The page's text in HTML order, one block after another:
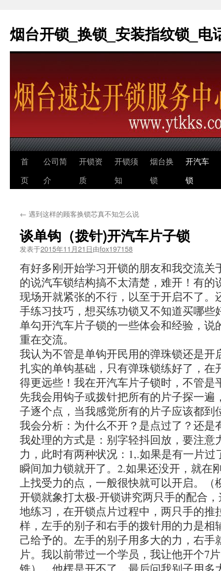
烟台开锁_换锁_安装指纹锁_电
跳
至
文
首
页
公司简
介
开锁资
质
开锁须
知
烟台换
锁
开汽车
锁
← 遇到这样的顾客换锁芯真不知怎么说
谈单钩（拨针)开汽车片子锁
发表于2015年11月21日由fox197158
有好多刚开始学习开锁的朋友和我交流关
的说汽车锁结构搞不太清楚，难开！有的
现场开就紧张的不行，以至于开启不了。
手练习技巧，想买练功锁又不知道买哪些
单勾开汽车片子锁的一些体会和经验，说
重在交流。
我认为不管是单钩开民用的弹珠锁还是开
扎实的单钩基础，只有弹珠锁练好了，在
得更远些！我在开汽车片子锁时，不管是
先我会用钩子或拨针把所有的片子探一遍
子逐个点，当我感觉所有的片子应该都到
我会分析：为什么不开？是点过了？还是
我处理的方式是：别字轻抖回放，要注意
力，此时有两种状况：1,.如果是有一片
瞬间加力锁就开了。2.如果还没开，就在
上找受力的点，一般很快就可以开启。（
开锁就象打太极-开锁讲究两只手的配合
地练习，在开锁点片过程中，两只手的推
样，左手的别子和右手的拨针用的力是相
己给予的。左手的别子用多大的力，右手
片。我以前带过一个学员，我让他开个7
铣），他楞是开不了，最后问我别子用多